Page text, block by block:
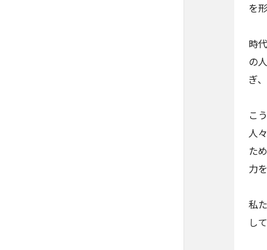
を
時
の
ぎ
こ
人
た
力
私
し